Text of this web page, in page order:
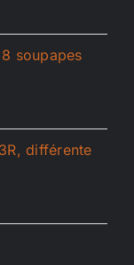
soupapes
différente